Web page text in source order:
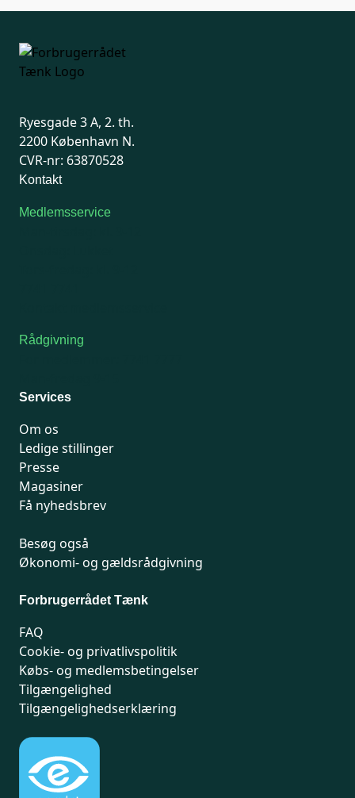
Ryesgade 3 A, 2. th.
2200 København N.
CVR-nr: 63870528
Kontakt
Medlemsservice
Rådgivning
Services
Om os
Ledige stillinger
Presse
Magasiner
Få nyhedsbrev
Besøg også
Økonomi- og gældsrådgivning
Forbrugerrådet Tænk
FAQ
Cookie- og privatlivspolitik
Købs- og medlemsbetingelser
Tilgængelighed
Tilgængelighedserklæring